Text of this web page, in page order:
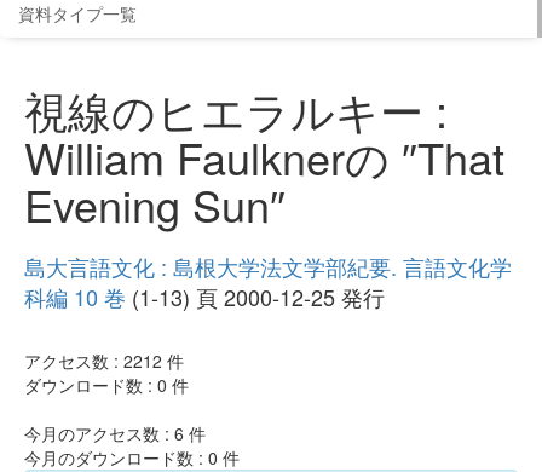
資料タイプ一覧
視線のヒエラルキー :
William Faulknerの ″That
Evening Sun″
島大言語文化 : 島根大学法文学部紀要. 言語文化学
科編 10 巻 (1-13) 頁 2000-12-25 発行
アクセス数 : 2212 件
ダウンロード数 : 0 件
今月のアクセス数 : 6 件
今月のダウンロード数 : 0 件